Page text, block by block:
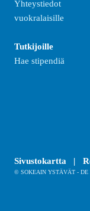
Yhteystiedot
vuokralaisille
Tutkijoille
Hae stipendiä
Sivustokartta |
© SOKEAIN YSTÄVÄT -